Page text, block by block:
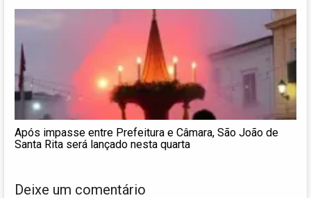
Após impasse entre Prefeitura e Câmara, São João de
Santa Rita será lançado nesta quarta
Deixe um comentário